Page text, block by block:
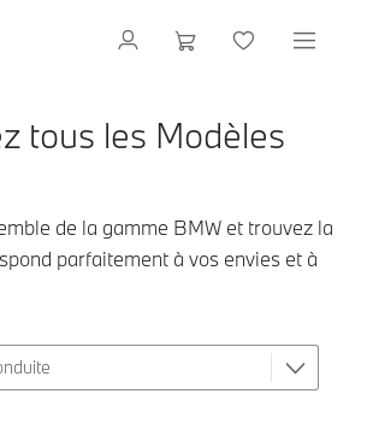
tous les Modèles
de la gamme BMW et trouvez la
parfaitement à vos envies et à